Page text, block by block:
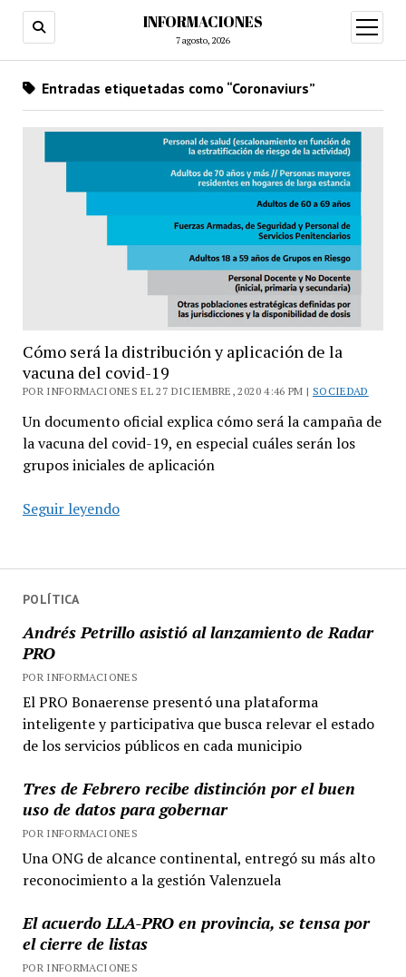
INFORMACIONES
7 agosto, 2026
abrir
menú
POLÍTICA
Andrés Petrillo asistió al lanzamiento de Radar
PRO
POR INFORMACIONES
El PRO Bonaerense presentó una plataforma
inteligente y participativa que busca relevar el estado
de los servicios públicos en cada municipio
Tres de Febrero recibe distinción por el buen
uso de datos para gobernar
POR INFORMACIONES
Una ONG de alcance continental, entregó su más alto
reconocimiento a la gestión Valenzuela
El acuerdo LLA-PRO en provincia, se tensa por
el cierre de listas
POR INFORMACIONES
Entradas etiquetadas como “Coronaviurs”
Cómo será la distribución y aplicación de la
vacuna del covid-19
POR INFORMACIONES EL 27 DICIEMBRE, 2020 4:46 PM | SOCIEDAD
Un documento oficial explica cómo será la campaña de
la vacuna del covid-19, en especial cuáles serán los
grupos iniciales de aplicación
Seguir leyendoCómo
distribución
de
vacuna
del
covid-
19